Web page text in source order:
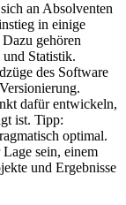
an Absolventen
in einige
gehören
Statistik.
des Software
dafür entwickeln,
ist. Tipp:
optimal.
sein, einem
und Ergebnisse